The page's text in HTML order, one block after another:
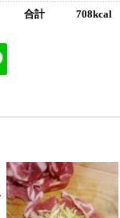
合計 708kcal